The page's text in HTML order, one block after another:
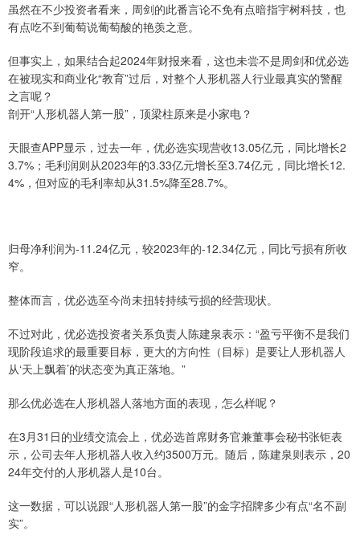
虽然在不少投资者看来，周剑的此番言论不免有点暗指宇树科技，也
有点吃不到葡萄说葡萄酸的艳羡之意。
但事实上，如果结合起2024年财报来看，这也未尝不是周剑和优必选
在被现实和商业化“教育”过后，对整个人形机器人行业最真实的警醒
之言呢？
剖开“人形机器人第一股”，顶梁柱原来是小家电？
天眼查APP显示，过去一年，优必选实现营收13.05亿元，同比增长2
3.7%；毛利润则从2023年的3.33亿元增长至3.74亿元，同比增长12.
4%，但对应的毛利率却从31.5%降至28.7%。
归母净利润为-11.24亿元，较2023年的-12.34亿元，同比亏损有所收
窄。
整体而言，优必选至今尚未扭转持续亏损的经营现状。
不过对此，优必选投资者关系负责人陈建泉表示：“盈亏平衡不是我们
现阶段追求的最重要目标，更大的方向性（目标）是要让人形机器人
从‘天上飘着’的状态变为真正落地。”
那么优必选在人形机器人落地方面的表现，怎么样呢？
在3月31日的业绩交流会上，优必选首席财务官兼董事会秘书张钜表
示，公司去年人形机器人收入约3500万元。随后，陈建泉则表示，20
24年交付的人形机器人是10台。
这一数据，可以说跟“人形机器人第一股”的金字招牌多少有点“名不副
实”。